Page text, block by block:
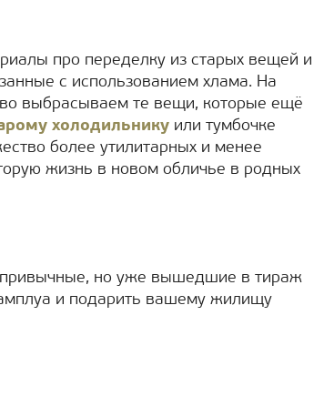
про переделку из старых вещей и
с использованием хлама. На
выбрасываем те вещи, которые ещё
холодильнику или тумбочке
более утилитарных и менее
жизнь в новом обличье в родных
привычные, но уже вышедшие в тираж
и подарить вашему жилищу